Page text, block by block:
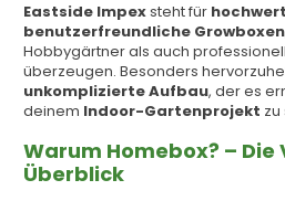
Eastside Impexsteht für
benutzerfreundliche Growboxen
Hobbygärtner als auch
überzeugen. Besonders
unkomplizierte Aufbau, der es
deinem Indoor-Gartenprojekt zu
Warum Homebox? – Die
Überblick